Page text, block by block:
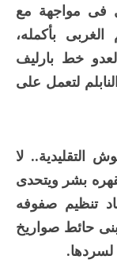
مواجهة مع
بأكمله،
خط بارليف
لتعمل على
لا
بشر ويتحدى
تنظيم صفوفه
حائط صواريخ